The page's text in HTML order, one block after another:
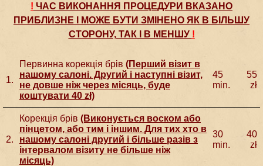
! ЧАС ВИКОНАННЯ ПРОЦЕДУРИ ВКАЗАНО
ПРИБЛИЗНЕ І МОЖЕ БУТИ ЗМІНЕНО ЯК В БІЛЬШУ
СТОРОНУ, ТАК І В МЕНШУ !
1.
Первинна корекція брів (Перший візит в
нашому салоні. Другий і наступні візит,
не довше ніж через місяць, буде
коштувати 40 zł)
45
min.
55
zł
2.
Корекція брів (Виконується воском або
пінцетом, або тим і іншим. Для тих хто в
нашому салоні другий і більше разів з
інтервалом візиту не більше ніж
місяць)
30
min.
40
zł